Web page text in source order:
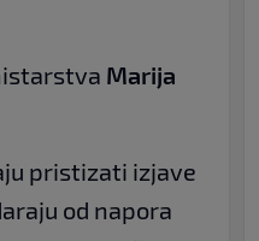
Marija
pristizati izjave
od napora